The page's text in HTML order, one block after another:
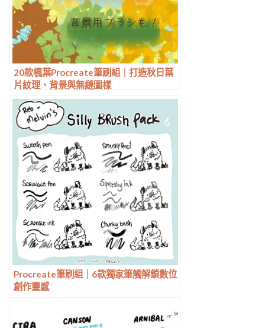
20款楓葉Procreate筆刷組｜打造秋日葉
片紋理、背景與無縫圖樣
Procreate筆刷組｜6款獨家筆觸解鎖數位
創作靈感